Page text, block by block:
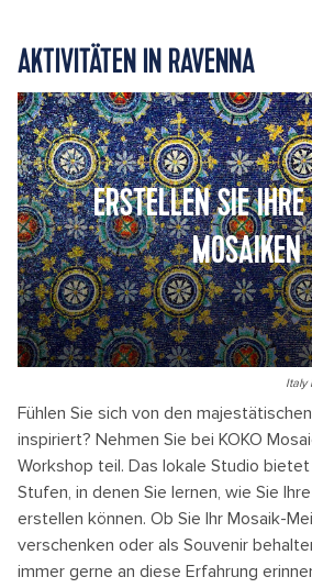
AKTIVITÄTEN IN RAVENNA
ERSTELLEN SIE
MOSAIKEN
Italy
Fühlen Sie sich von den
inspiriert? Nehmen Sie bei KOKO
Workshop teil. Das lokale Studio
Stufen, in denen Sie lernen, wie Sie
erstellen können. Ob Sie Ihr Mosaik-
verschenken oder als Souvenir
immer gerne an diese Erfahrung